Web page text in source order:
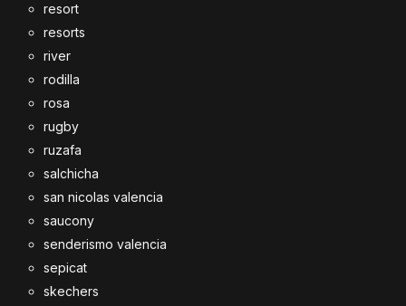
resort
resorts
river
rodilla
rosa
rugby
ruzafa
salchicha
san nicolas valencia
saucony
senderismo valencia
sepicat
skechers